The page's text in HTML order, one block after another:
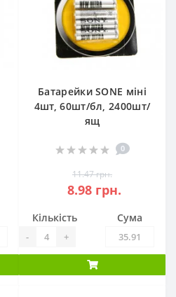
Батарейки SONE міні
4шт, 60шт/бл, 2400шт/
ящ
0
11.47 грн.
8.98 грн.
Кількість
- +
Сума